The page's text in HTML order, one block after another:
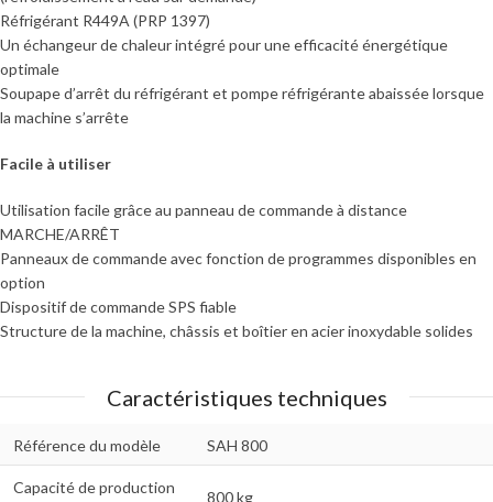
Réfrigérant R449A (PRP 1397)
Un échangeur de chaleur intégré pour une efficacité énergétique
optimale
Soupape d’arrêt du réfrigérant et pompe réfrigérante abaissée lorsque
la machine s’arrête
Facile à utiliser
Utilisation facile grâce au panneau de commande à distance
MARCHE/ARRÊT
Panneaux de commande avec fonction de programmes disponibles en
option
Dispositif de commande SPS fiable
Structure de la machine, châssis et boîtier en acier inoxydable solides
Caractéristiques techniques
Référence du modèle SAH 800
Capacité de production
800 kg